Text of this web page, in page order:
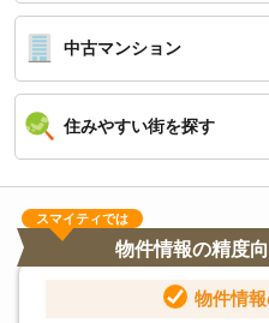
中古マンション
住みやすい街を探す
スマイティでは
物件情報の精度
物件情